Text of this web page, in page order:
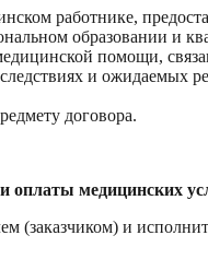
работнике,
образовании и
помощи,
и ожидаемых
договора.
оплаты медицинских
(заказчиком) и